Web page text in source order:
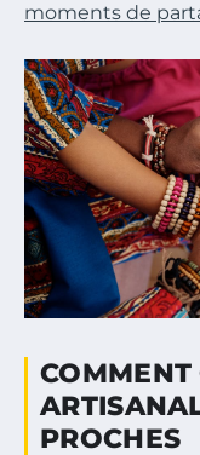
moments de
COMMENT
PROCHES